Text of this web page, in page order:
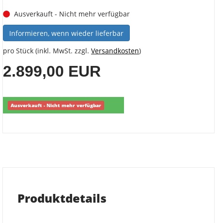
Ausverkauft - Nicht mehr verfügbar
Informieren, wenn wieder lieferbar
pro Stück (inkl. MwSt. zzgl. Versandkosten)
2.899,00 EUR
Ausverkauft - Nicht mehr verfügbar
Produktdetails